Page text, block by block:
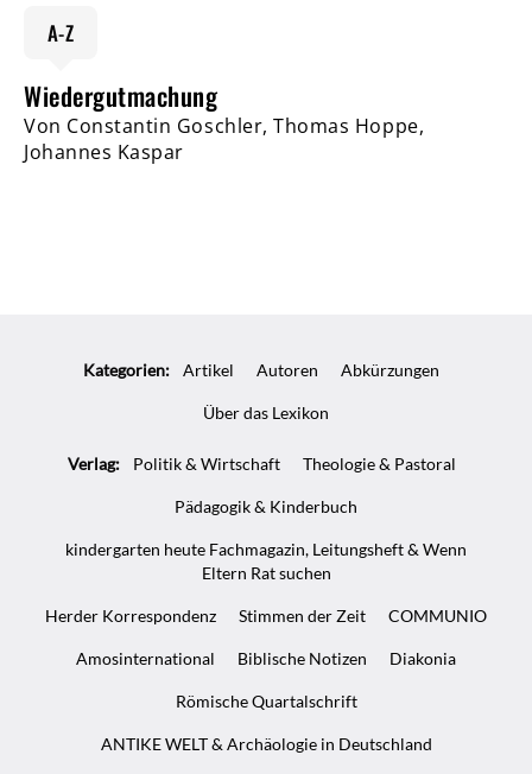
A-Z
Wiedergutmachung
Von Constantin Goschler, Thomas Hoppe,
Johannes Kaspar
Kategorien: Artikel Autoren Abkürzungen
Über das Lexikon
Verlag: Politik & Wirtschaft Theologie & Pastoral
Pädagogik & Kinderbuch
kindergarten heute Fachmagazin, Leitungsheft & Wenn
Eltern Rat suchen
Herder Korrespondenz Stimmen der Zeit COMMUNIO
Amosinternational Biblische Notizen Diakonia
Römische Quartalschrift
ANTIKE WELT & Archäologie in Deutschland